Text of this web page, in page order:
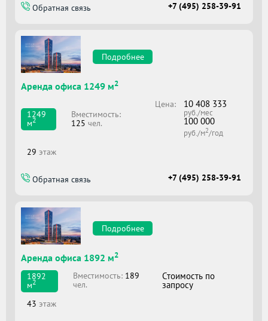
Обратная связь +7 (495) 258-39-91
Подробнее
Аренда офиса 1249 м2
1249
м2
Вместимоcть:
125 чел.
Цена: 10 408 333
руб./мес
100 000
руб./м2/год
29 этаж
Обратная связь +7 (495) 258-39-91
Подробнее
Аренда офиса 1892 м2
1892
м2
Вместимоcть: 189
чел.
Стоимость по
запросу
43 этаж